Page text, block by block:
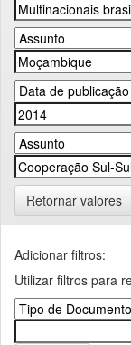
Retornar valores
Adicionar filtros:
Utilizar filtros para